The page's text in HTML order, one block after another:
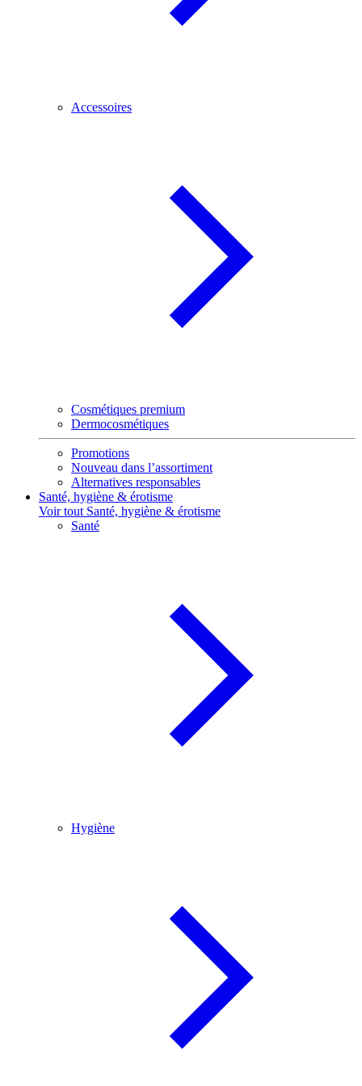
Accessoires
Cosmétiques premium
Dermocosmétiques
Promotions
Nouveau dans l’assortiment
Alternatives responsables
Santé, hygiène & érotisme
Voir tout Santé, hygiène & érotisme
Santé
Hygiène